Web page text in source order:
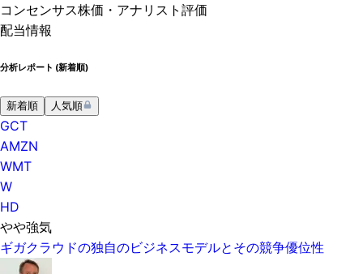
コンセンサス株価 ・アナリスト評価
配当情報
分析レポート (新着順)
新着順 人気順
GCT
AMZN
WMT
W
HD
やや強気
ギガクラウドの独自のビジネスモデルとその競争優位性